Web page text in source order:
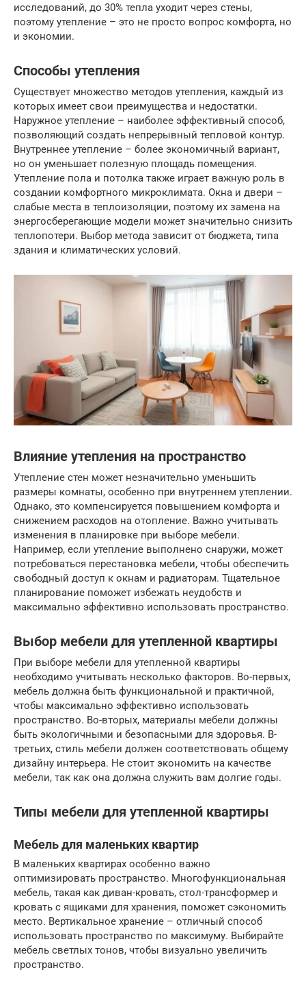
исследований, до 30% тепла уходит через стены,
поэтому утепление – это не просто вопрос комфорта, но
и экономии.
Способы утепления
Существует множество методов утепления, каждый из
которых имеет свои преимущества и недостатки.
Наружное утепление – наиболее эффективный способ,
позволяющий создать непрерывный тепловой контур.
Внутреннее утепление – более экономичный вариант,
но он уменьшает полезную площадь помещения.
Утепление пола и потолка также играет важную роль в
создании комфортного микроклимата. Окна и двери –
слабые места в теплоизоляции, поэтому их замена на
энергосберегающие модели может значительно снизить
теплопотери. Выбор метода зависит от бюджета, типа
здания и климатических условий.
Влияние утепления на пространство
Утепление стен может незначительно уменьшить
размеры комнаты, особенно при внутреннем утеплении.
Однако, это компенсируется повышением комфорта и
снижением расходов на отопление. Важно учитывать
изменения в планировке при выборе мебели.
Например, если утепление выполнено снаружи, может
потребоваться перестановка мебели, чтобы обеспечить
свободный доступ к окнам и радиаторам. Тщательное
планирование поможет избежать неудобств и
максимально эффективно использовать пространство.
Выбор мебели для утепленной квартиры
При выборе мебели для утепленной квартиры
необходимо учитывать несколько факторов. Во-первых,
мебель должна быть функциональной и практичной,
чтобы максимально эффективно использовать
пространство. Во-вторых, материалы мебели должны
быть экологичными и безопасными для здоровья. В-
третьих, стиль мебели должен соответствовать общему
дизайну интерьера. Не стоит экономить на качестве
мебели, так как она должна служить вам долгие годы.
Типы мебели для утепленной квартиры
Мебель для маленьких квартир
В маленьких квартирах особенно важно
оптимизировать пространство. Многофункциональная
мебель, такая как диван-кровать, стол-трансформер и
кровать с ящиками для хранения, поможет сэкономить
место. Вертикальное хранение – отличный способ
использовать пространство по максимуму. Выбирайте
мебель светлых тонов, чтобы визуально увеличить
пространство.